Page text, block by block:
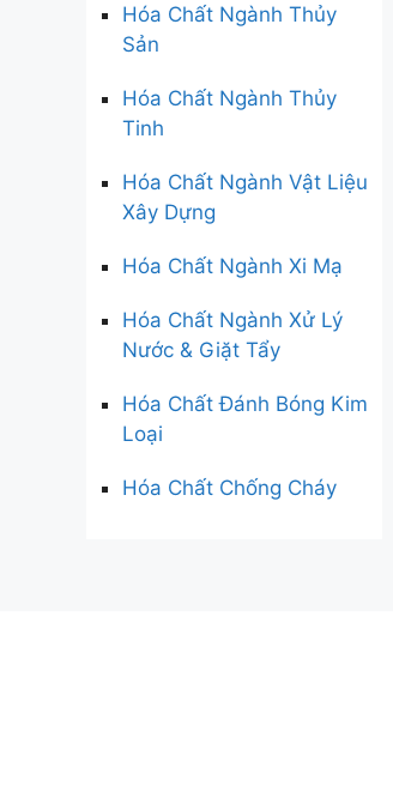
Hóa Chất Ngành Thủy
Sản
Hóa Chất Ngành Thủy
Tinh
Hóa Chất Ngành Vật Liệu
Xây Dựng
Hóa Chất Ngành Xi Mạ
Hóa Chất Ngành Xử Lý
Nước & Giặt Tẩy
Hóa Chất Đánh Bóng Kim
Loại
Hóa Chất Chống Cháy